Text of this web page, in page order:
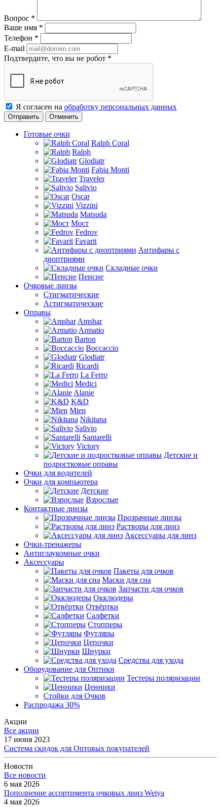
Вопрос *
Ваше имя *
Телефон *
E-mail
Подтвердите, что вы не робот *
Я согласен на обработку персональных данных
Отменить
Готовые очки
Ralph Coral
Ralph
Glodiatr
Fabia Monti
Traveler
Salivio
Oscar
Vizzini
Matsuda
Мост
Fedrov
Favarit
Антифары с
диоптриями
Складные очки
Пенсне
Очковые линзы
Стигматические
Астигматические
Оправы
Amshar
Armatio
Barton
Boccaccio
Glodiatr
Ricardi
La Ferro
Medici
Alanie
K&D
Mien
Nikitana
Salivio
Santarelli
Victory
Детские и
подростковые оправы
Очки для водителей
Очки для компьютера
Детские
Взрослые
Контактные линзы
Прозрачные линзы
Растворы для линз
Аксессуары для линз
Очки-тренажеры
Антиглаукомные очки
Аксессуары
Пакеты для очков
Маски для сна
Запчасти для очков
Окклюдеры
Отвёртки
Салфетки
Стопперы
Футляры
Цепочки
Шнурки
Средства для ухода
Оборудование для Оптики
Тестеры поляризации
Ценники
Стойки для Очков
Распродажа 30%
Акции
Все акции
17 июня 2023
Система скидок для Оптовых покупателей
Новости
Все новости
6 мая 2026
Пополнение ассортимента очковых линз Weiya
4 мая 2026